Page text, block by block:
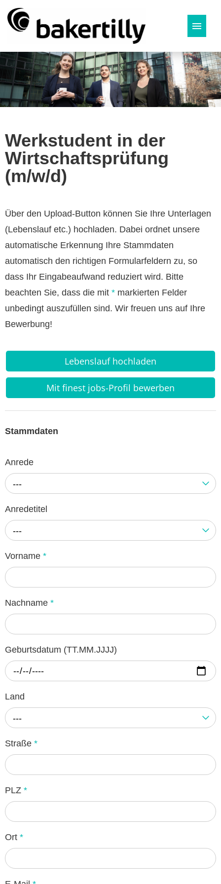
Deutsch
Werkstudent in der
Wirtschaftsprüfung
(m/w/d)
Über den Upload-Button können Sie Ihre Unterlagen
(Lebenslauf etc.) hochladen. Dabei ordnet unsere
automatische Erkennung Ihre Stammdaten
automatisch den richtigen Formularfeldern zu, so
dass Ihr Eingabeaufwand reduziert wird. Bitte
beachten Sie, dass die mit * markierten Felder
unbedingt auszufüllen sind. Wir freuen uns auf Ihre
Bewerbung!
Lebenslauf hochladen
Mit finest jobs-Profil bewerben
Stammdaten
Anrede
---
Anredetitel
---
Vorname *
Nachname *
Geburtsdatum (TT.MM.JJJJ)
Land
---
Straße *
PLZ *
Ort *